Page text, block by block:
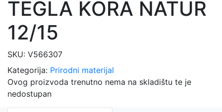
TEGLA KORA NATUR
12/15
SKU: V566307
Kategorija: Prirodni materijal
Ovog proizvoda trenutno nema na skladištu te je
nedostupan